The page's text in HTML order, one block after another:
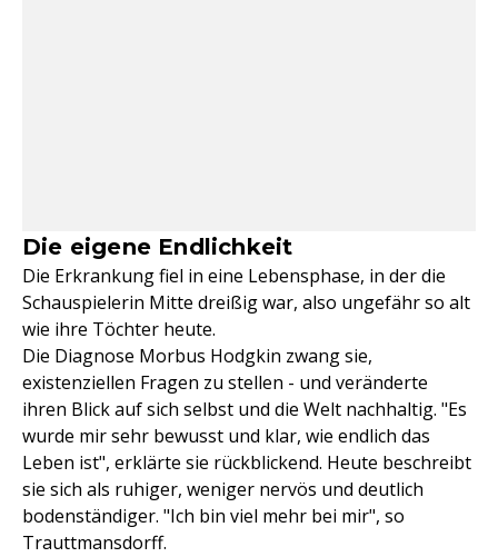
Die eigene Endlichkeit
Die Erkrankung fiel in eine Lebensphase, in der die
Schauspielerin Mitte dreißig war, also ungefähr so alt
wie ihre Töchter heute.
Die Diagnose Morbus Hodgkin zwang sie,
existenziellen Fragen zu stellen - und veränderte
ihren Blick auf sich selbst und die Welt nachhaltig. "Es
wurde mir sehr bewusst und klar, wie endlich das
Leben ist", erklärte sie rückblickend. Heute beschreibt
sie sich als ruhiger, weniger nervös und deutlich
bodenständiger. "Ich bin viel mehr bei mir", so
Trauttmansdorff.